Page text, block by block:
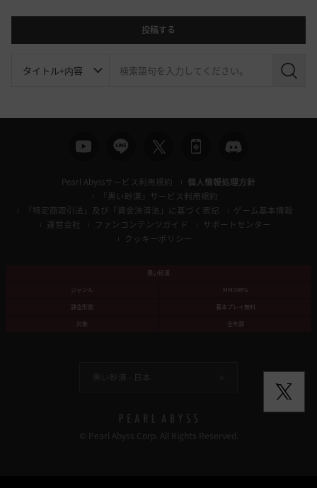
投稿する
検
Pearl Abyssサービス利用規約
個人情報処理方針
「黒い砂漠」サービス利用規約
「特定商取引法」及び「資金決済法」に基づく表記
ゲーム基本情報
運営会社
ファンコンテンツガイド
サポートセンター
クッキーポリシー
黒い砂漠
ジャンル
MMORPG
課金形態
基本プレイ無料
対象
全年齢
黒い砂漠 - 日本
© Pearl Abyss Corp. All Rights Reserved.